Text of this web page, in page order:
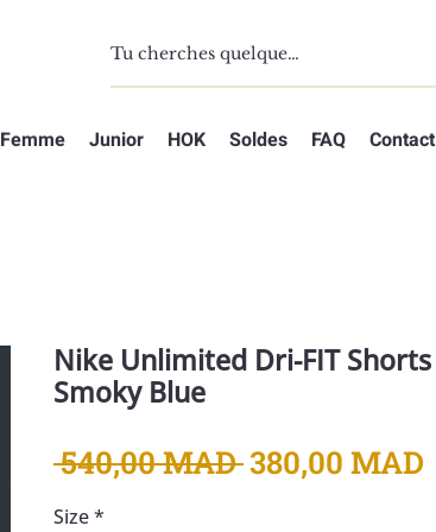
Femme Junior HOK Soldes FAQ Contact
Nike Unlimited Dri-FIT Shorts
Smoky Blue
540,00 MAD Prix
380,00 MAD
Size*